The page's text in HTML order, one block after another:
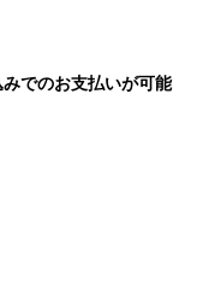
でのお支払いが可能